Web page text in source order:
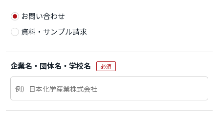
お問い合わせ
資料・サンプル請求
企業名・団体名・学校名 必須